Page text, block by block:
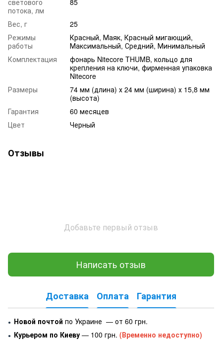
потока, лм
Вес, г
25
Режимы
работы
Красный, Маяк, Красный мигающий,
Максимальный, Средний, Минимальный
Комплектация
фонарь Nitecore THUMB, кольцо для
крепления на ключи, фирменная упаковка
Nitecore
Размеры
74 мм (длина) х 24 мм (ширина) х 15,8 мм
(высота)
Гарантия
60 месяцев
Цвет
Черный
Отзывы
Добавьте первый отзыв
Написать отзыв
Доставка Оплата Гарантия
● Новой почтой по Украине — от 60 грн.
● Курьером по Киеву — 100 грн. (Временно недоступно)